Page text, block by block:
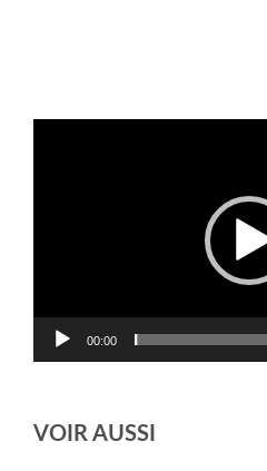
00:00
VOIR AUSSI